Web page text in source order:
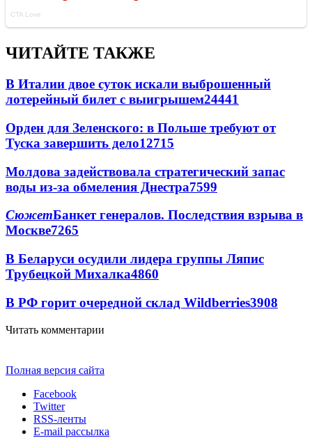
ЧИТАЙТЕ ТАКЖЕ
В Италии двое суток искали выброшенный
лотерейный билет с выигрышем24441
Орден для Зеленского: в Польше требуют от
Туска завершить дело12715
Молдова задействовала стратегический запас
воды из-за обмеления Днестра7599
СюжетБанкет генералов. Последствия взрыва в
Москве7265
В Беларуси осудили лидера группы Ляпис
Трубецкой Михалка4860
В РФ горит очередной склад Wildberries3908
Читать комментарии
Полная версия сайта
Facebook
Twitter
RSS-ленты
E-mail рассылка